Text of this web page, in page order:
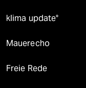
klima update°
Mauerecho
Freie Rede